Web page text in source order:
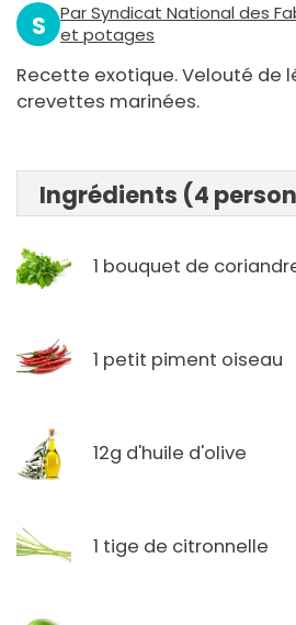
S
Par Syndicat National des
et potages
Recette exotique. Velouté de
crevettes marinées.
Ingrédients (4
1 bouquet de
1 petit piment oiseau
12g d'huile d'olive
1 tige de citronnelle